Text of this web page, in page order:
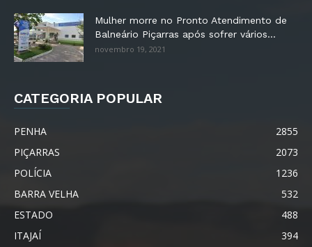
Mulher morre no Pronto Atendimento de
Balneário Piçarras após sofrer vários...
novembro 19, 2021
CATEGORIA POPULAR
PENHA
2855
PIÇARRAS
2073
POLÍCIA
1236
BARRA VELHA
532
ESTADO
488
ITAJAÍ
394